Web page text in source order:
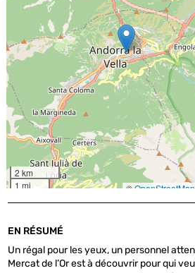
EN RÉSUMÉ
Un régal pour les yeux, un personnel
Mercat de l’Or est à découvrir pour qui